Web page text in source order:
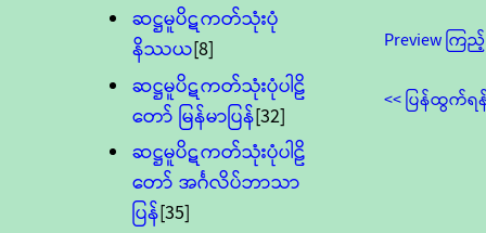
ဆဋ္ဌမူပိဋကတ်သုံးပုံ
နိဿယ[8]
ဆဋ္ဌမူပိဋကတ်သုံးပုံပါဠိ
တော် မြန်မာပြန်[32]
ဆဋ္ဌမူပိဋကတ်သုံးပုံပါဠိ
တော် အင်္ဂလိပ်ဘာသာ
ပြန်[35]
Preview ကြ
<< ပြန်ထွက်ရ